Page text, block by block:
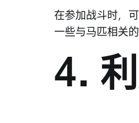
在参加战斗时，
一些与马匹相关
4.